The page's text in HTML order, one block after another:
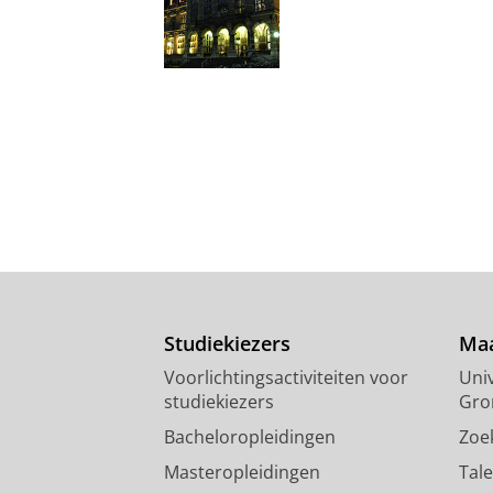
Studiekiezers
Voorlichtingsactiviteiten voor
studiekiezers
Bacheloropleidingen
Masteropleidingen